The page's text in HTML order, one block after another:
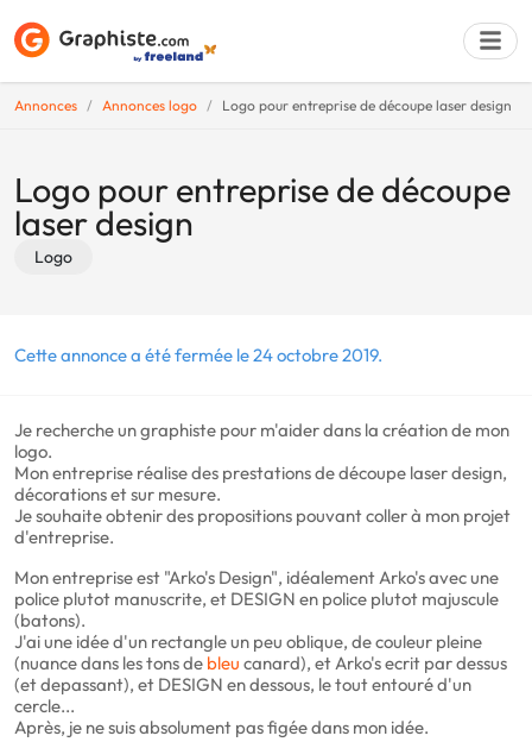
Annonces Annonces logo Logo pour entreprise de découpe laser design
Logo pour entreprise de découpe
laser design
Logo
Cette annonce a été fermée le 24 octobre 2019.
Je recherche un graphiste pour m'aider dans la création de mon
logo.
Mon entreprise réalise des prestations de découpe laser design,
décorations et sur mesure.
Je souhaite obtenir des propositions pouvant coller à mon projet
d'entreprise.
Mon entreprise est "Arko's Design", idéalement Arko's avec une
police plutot manuscrite, et DESIGN en police plutot majuscule
(batons).
J'ai une idée d'un rectangle un peu oblique, de couleur pleine
(nuance dans les tons de bleu canard), et Arko's ecrit par dessus
(et depassant), et DESIGN en dessous, le tout entouré d'un
cercle...
Après, je ne suis absolument pas figée dans mon idée.